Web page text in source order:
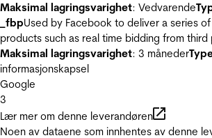
Maksimal lagringsvarighet: Vedvarende
_fbpUsed by Facebook to deliver a series
products such as real time bidding from
Maksimal lagringsvarighet: 3 måneder
informasjonskapsel
Google
3
Lær mer om denne leverandøren
Noen av dataene som innhentes av denne